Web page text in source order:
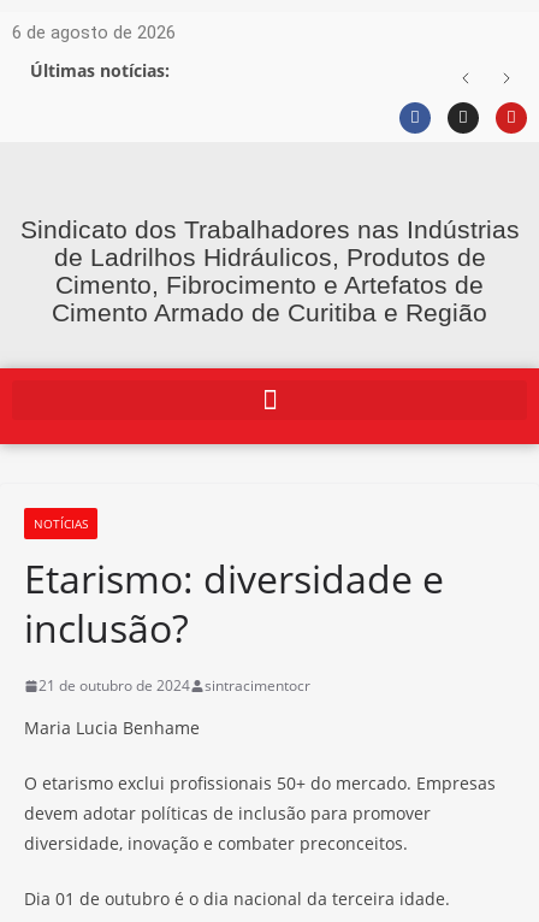
6 de agosto de 2026
Últimas notícias:
Sindicato dos Trabalhadores nas Indústrias
de Ladrilhos Hidráulicos, Produtos de
Cimento, Fibrocimento e Artefatos de
Cimento Armado de Curitiba e Região
NOTÍCIAS
Etarismo: diversidade e
inclusão?
21 de outubro de 2024 sintracimentocr
Maria Lucia Benhame
O etarismo exclui profissionais 50+ do mercado. Empresas
devem adotar políticas de inclusão para promover
diversidade, inovação e combater preconceitos.
Dia 01 de outubro é o dia nacional da terceira idade.